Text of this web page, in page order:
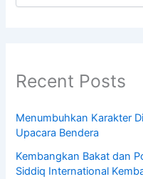
Recent Posts
Menumbuhkan Karakter
Upacara Bendera
Kembangkan Bakat dan
Siddiq International